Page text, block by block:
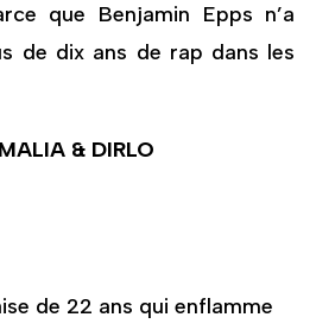
que Benjamin Epps n’a
de dix ans de rap dans les
& DIRLO
de 22 ans qui enflamme